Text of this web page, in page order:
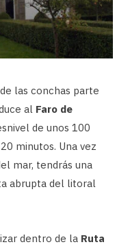
las conchas parte
al Faro de
de unos 100
minutos. Una vez
mar, tendrás una
abrupta del litoral
dentro de la Ruta